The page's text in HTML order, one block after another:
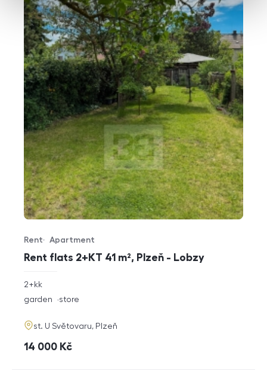
Rent flats 2+KT 41 m², Plzeň - Lobzy
Offer type
Rent
Property type
Apartment
rozměry
2+kk
funkce
garden store
adresa
st. U Světovaru, Plzeň
cena
14 000 Kč